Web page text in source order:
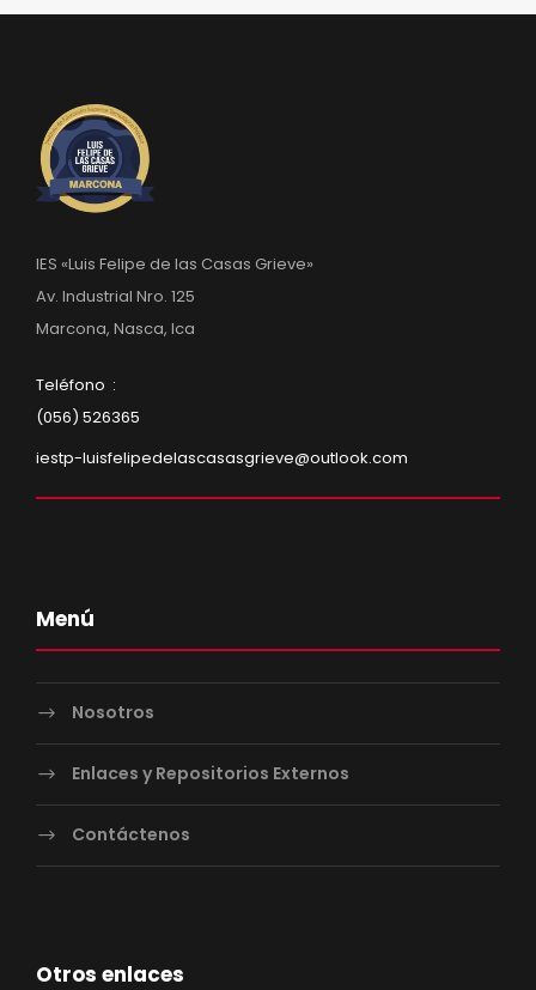
IES «Luis Felipe de las Casas Grieve»
Av. Industrial Nro. 125
Marcona, Nasca, Ica
Teléfono :
(056) 526365
iestp-luisfelipedelascasasgrieve@outlook.com
Menú
Nosotros
Enlaces y Repositorios Externos
Contáctenos
Otros enlaces